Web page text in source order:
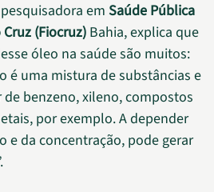
em Saúde Pública
(Fiocruz)Bahia, explica que
óleo na saúde são muitos:
é uma mistura de substâncias e
benzeno, xileno, compostos
por exemplo. A depender
e da concentração, pode gerar